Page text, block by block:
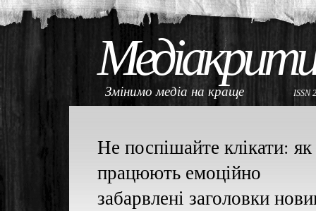
Змінимо медіа на краще ISSN
Не поспішайте клікати: як
працюють емоційно
забарвлені заголовки